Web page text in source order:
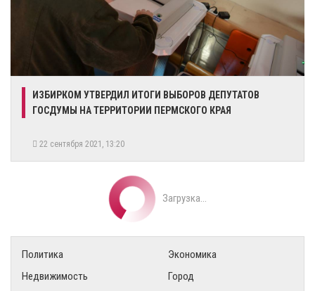
​ИЗБИРКОМ УТВЕРДИЛ ИТОГИ ВЫБОРОВ ДЕПУТАТОВ
ГОСДУМЫ НА ТЕРРИТОРИИ ПЕРМСКОГО КРАЯ
22 сентября 2021, 13:20
Загрузка...
Политика
Экономика
Недвижимость
Город